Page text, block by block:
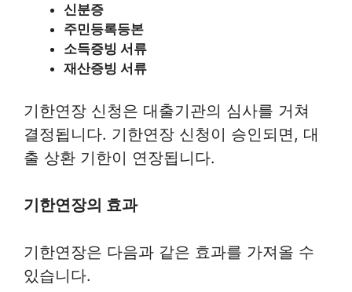
신분증
주민등록등본
소득증빙 서류
재산증빙 서류
기한연장 신청은 대출기관의 심사를 거쳐
결정됩니다. 기한연장 신청이 승인되면, 대
출 상환 기한이 연장됩니다.
기한연장의 효과
기한연장은 다음과 같은 효과를 가져올 수
있습니다.